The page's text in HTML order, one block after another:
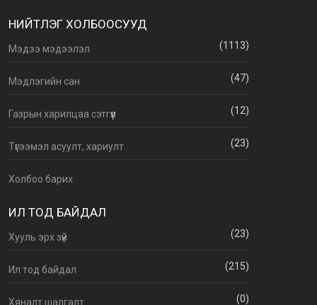
НИЙТЛЭГ ХОЛБООСУУД
Мэдээ мэдээлэл (1113)
Мэдлэгийн сан (47)
Газрын харилцаа сэтгүүл (12)
Түгээмэл асуулт, хариулт (23)
Холбоо барих
ИЛ ТОД БАЙДАЛ
Хууль эрх зүй (23)
Ил тод байдал (215)
Хяналт шалгалт (0)